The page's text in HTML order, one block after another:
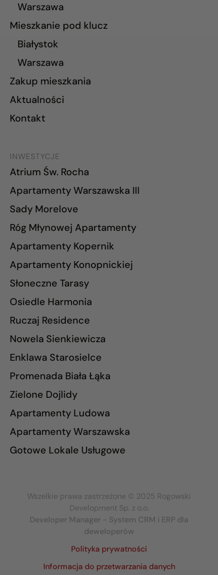
Warszawa
Mieszkanie pod klucz
Białystok
Warszawa
Zakup mieszkania
Aktualności
Kontakt
INWESTYCJE
Atrium Św. Rocha
Apartamenty Warszawska III
Sady Morelove
Róg Młynowej Apartamenty
Apartamenty Kopernik
Apartamenty Konopnickiej
Słoneczne Tarasy
Osiedle Harmonia
Ruczaj Residence
Nowela Sienkiewicza
Enklawa Starosielce
Promenada Biała Łąka
Zielone Dojlidy
Apartamenty Ludowa
Apartamenty Warszawska
Gotowe Lokale Usługowe
Wszelkie prawa zastrzeżone © 2025 Rogowski
Development Sp. z o.o.
Developer Manager - System CRM i ERP dla
deweloperów
Polityka prywatności
Informacja do przetwarzania danych